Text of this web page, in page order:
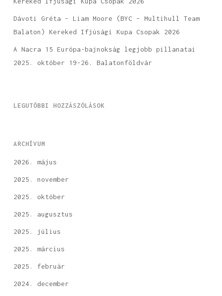
Dávoti Gréta – Liam Moore (BYC – Multihull Team
Balaton) Kereked Ifjúsági Kupa Csopak 2026
A Nacra 15 Európa-bajnokság legjobb pillanatai
2025. október 19-26. Balatonföldvár
LEGUTÓBBI HOZZÁSZÓLÁSOK
ARCHÍVUM
2026. május
2025. november
2025. október
2025. augusztus
2025. július
2025. március
2025. február
2024. december